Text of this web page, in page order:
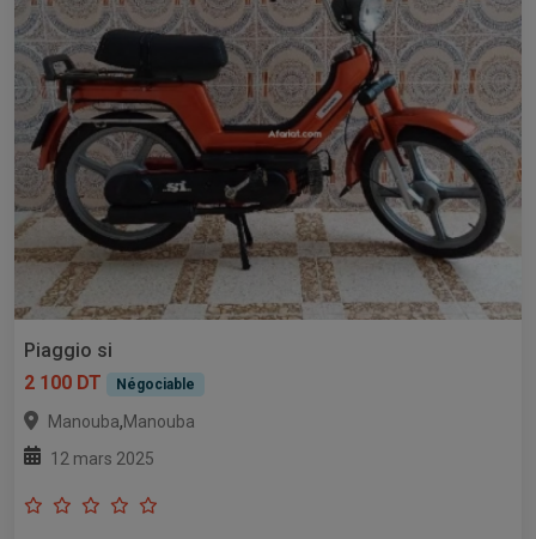
Piaggio si
2 100 DT
Négociable
Manouba,Manouba
12 mars 2025